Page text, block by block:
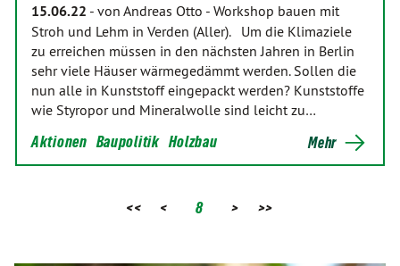
15.06.22 - von Andreas Otto - Workshop bauen mit
Stroh und Lehm in Verden (Aller). Um die Klimaziele
zu erreichen müssen in den nächsten Jahren in Berlin
sehr viele Häuser wärmegedämmt werden. Sollen die
nun alle in Kunststoff eingepackt werden? Kunststoffe
wie Styropor und Mineralwolle sind leicht zu…
Aktionen Baupolitik Holzbau Mehr
<< < 8 > >>